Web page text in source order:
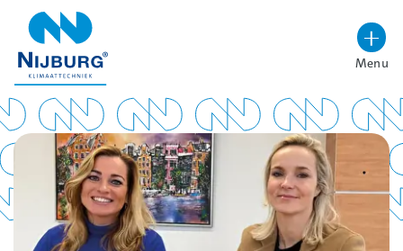
overslaan
Hoog contrast wisselenMenu